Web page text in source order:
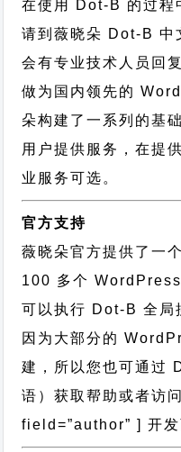
在使用 Dot-B 的过程
请到薇晓朵 Dot-B 中
会有专业技术人员回复
做为国内领先的
朵构建了一系列的基
用户提供服务，在提
业服务可选。
官方支持
薇晓朵官方提供了一
100 多个
可以执行 Dot-B 全局
因为大部分的
建，所以您也可通过
语）获取帮助或者访
field=”author” ] 开发